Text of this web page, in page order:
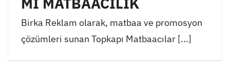
Birka Reklam olarak, matbaa ve promosyon
çözümleri sunan Topkapı Matbaacılar [...]